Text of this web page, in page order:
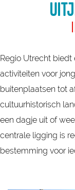
Regio Utrecht biedt
activiteiten voor
buitenplaatsen tot
cultuurhistorisch
een dagje uit of
centrale ligging is
bestemming voor